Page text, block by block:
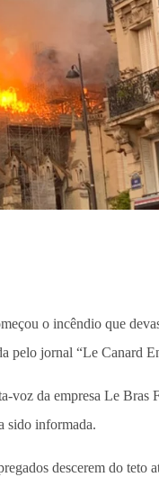
o incêndio que
pelo jornal “Le Canard
da empresa Le
sido informada.
descerem do